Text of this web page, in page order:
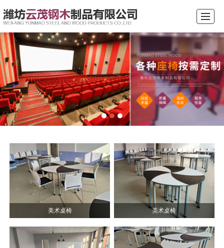
综合首页 公司介绍 产品展示 新闻动态 案例展示 留言反馈
美术桌椅 美术桌椅